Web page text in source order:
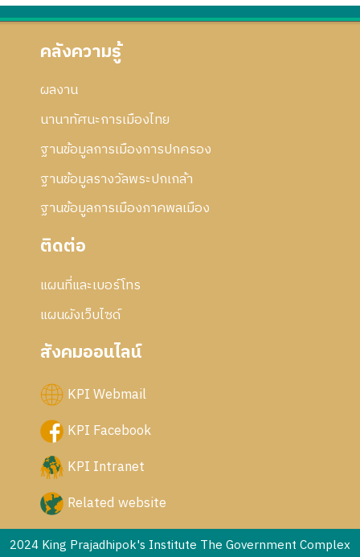
คลังความรู้
ผลงาน
นานาทัศนะการเมืองไทย
ฐานข้อมูลการเมืองการปกครอง
ฐานข้อมูลรางวัลพระปกเกล้า
ฐานข้อมูลการเมืองภาคพลเมือง
ติดต่อ
แผนที่และเบอร์โทร
แผนผังเว็บไซด์
สังคมออนไลน์
KPI Webmail
KPI Facebook
KPI Intranet
Related website
2024 King Prajadhipok's Institute The Government Complex